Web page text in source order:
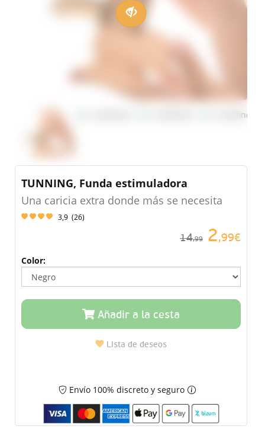
TUNNING, Funda estimuladora
Una caricia extra donde más se necesita
3,9 (26)
14,99 2,99€
Color:
Añadir a la cesta
Lista de deseos
Envío 100% discreto y seguro